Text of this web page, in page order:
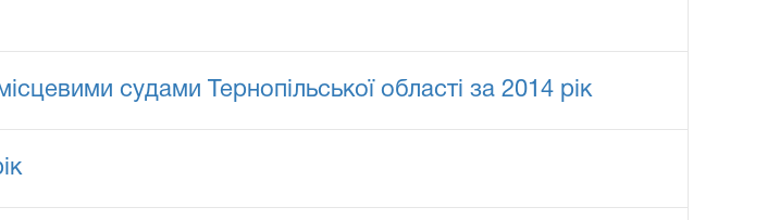
судами Тернопільської області за 2014 рік